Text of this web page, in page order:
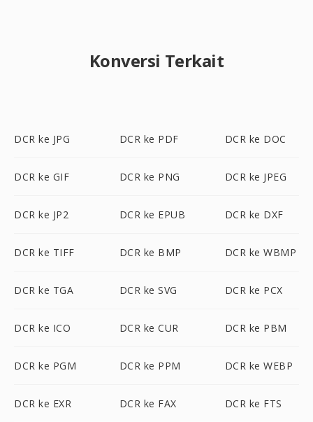
Konversi Terkait
DCR ke JPG DCR ke PDF DCR ke DOC
DCR ke GIF DCR ke PNG DCR ke JPEG
DCR ke JP2 DCR ke EPUB DCR ke DXF
DCR ke TIFF DCR ke BMP DCR ke WBMP
DCR ke TGA DCR ke SVG DCR ke PCX
DCR ke ICO DCR ke CUR DCR ke PBM
DCR ke PGM DCR ke PPM DCR ke WEBP
DCR ke EXR DCR ke FAX DCR ke FTS